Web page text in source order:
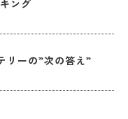
ング
リーの”次の答え”